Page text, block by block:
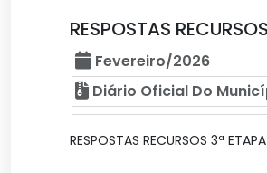
RESPOSTAS
Fevereiro/2026
Diário Oficial Do
RESPOSTAS RECURSOS 3ª ETAPA